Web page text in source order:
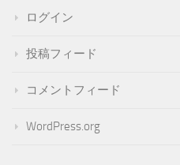
ログイン
投稿フィード
コメントフィード
WordPress.org